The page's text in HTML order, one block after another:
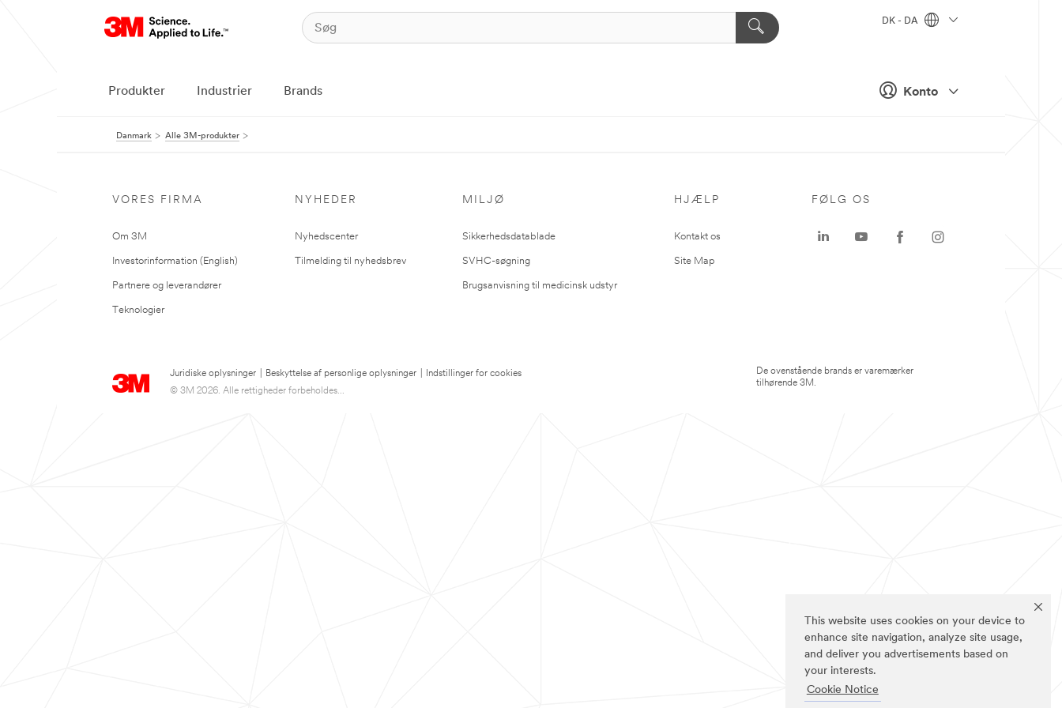
This website uses cookies on your device to
enhance site navigation, analyze site usage,
and deliver you advertisements based on
your interests.
Cookie Notice
Konto
DK - DA
Produkter Industrier Brands
Danmark Alle 3M-produkter
VORES FIRMA
Om 3M
Investorinformation (English)
Partnere og leverandører
Teknologier
NYHEDER
Nyhedscenter
Tilmelding til nyhedsbrev
MILJØ
Sikkerhedsdatablade
SVHC-søgning
Brugsanvisning til medicinsk udstyr
HJÆLP
Kontakt os
Site Map
Juridiske oplysninger Beskyttelse af personlige oplysninger
Indstillinger for cookies
© 3M 2026. Alle rettigheder forbeholdes...
FØLG OS
De ovenstående brands er varemærker
tilhørende 3M.